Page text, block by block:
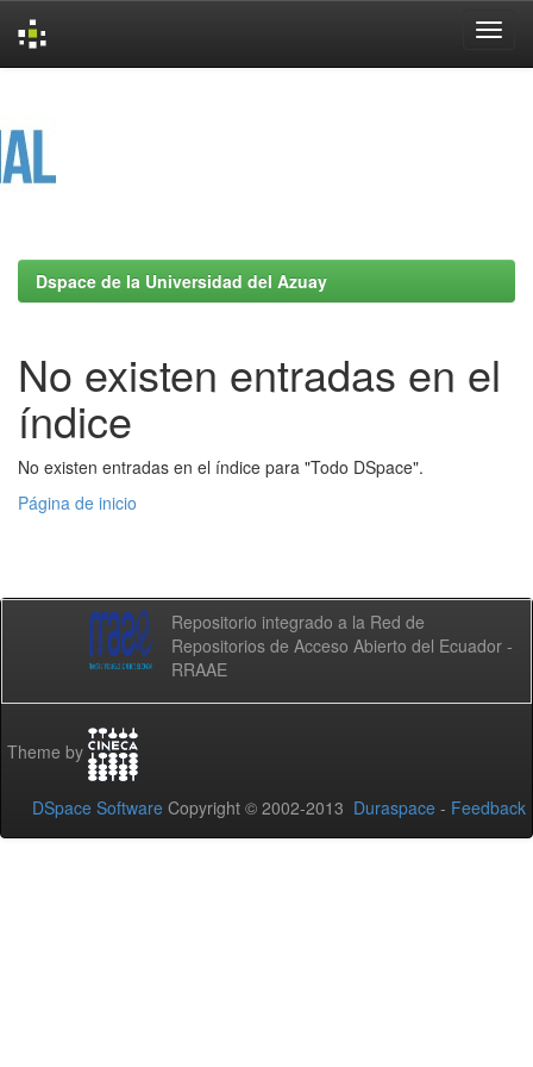
Dspace de la Universidad del Azuay
No existen entradas en el
índice
No existen entradas en el índice para "Todo DSpace".
Página de inicio
Repositorio integrado a la Red de
Repositorios de Acceso Abierto del Ecuador -
RRAAE
Theme by
DSpace Software Copyright © 2002-2013 Duraspace - Feedback